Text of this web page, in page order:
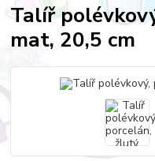
Talíř
mat, 20,5 cm